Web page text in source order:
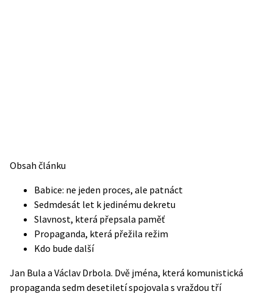
Obsah článku
Babice: ne jeden proces, ale patnáct
Sedmdesát let k jedinému dekretu
Slavnost, která přepsala paměť
Propaganda, která přežila režim
Kdo bude další
Jan Bula a Václav Drbola. Dvě jména, která komunistická
propaganda sedm desetiletí spojovala s vraždou tří